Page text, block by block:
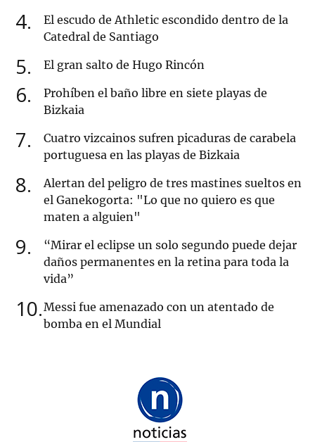
4
El escudo de Athletic escondido dentro de la
Catedral de Santiago
5 El gran salto de Hugo Rincón
6
Prohíben el baño libre en siete playas de
Bizkaia
7
Cuatro vizcainos sufren picaduras de carabela
portuguesa en las playas de Bizkaia
8
Alertan del peligro de tres mastines sueltos en
el Ganekogorta: "Lo que no quiero es que
maten a alguien"
9
“Mirar el eclipse un solo segundo puede dejar
daños permanentes en la retina para toda la
vida”
10 Messi fue amenazado con un atentado de
bomba en el Mundial